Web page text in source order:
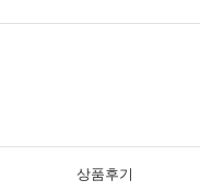
상품후기